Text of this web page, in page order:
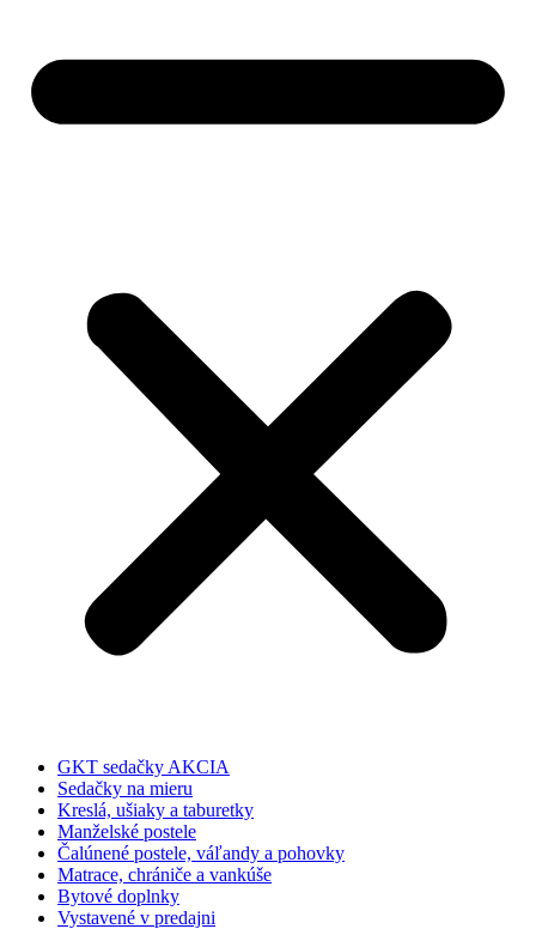
GKT sedačky AKCIA
Sedačky na mieru
Kreslá, ušiaky a taburetky
Manželské postele
Čalúnené postele, váľandy a pohovky
Matrace, chrániče a vankúše
Bytové doplnky
Vystavené v predajni